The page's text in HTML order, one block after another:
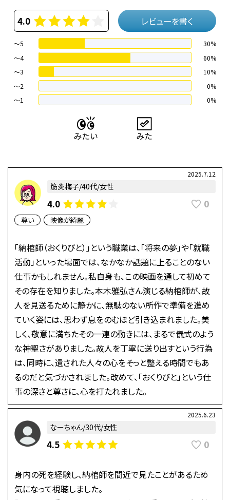
4.0 レビューを書く
～5
30%
～4
60%
〜3
10%
〜2
0%
〜1
0%
2025.7.12
筋炎梅子/40代/女性
4.0 0
尊い 映像が綺麗
「納棺師（おくりびと）」という職業は、「将来の夢」や「就職
活動」といった場面では、なかなか話題に上ることのない
仕事かもしれません。私自身も、この映画を通して初めて
その存在を知りました。本木雅弘さん演じる納棺師が、故
人を見送るために静かに、無駄のない所作で準備を進め
ていく姿には、思わず息をのむほど引き込まれました。美
しく、敬意に満ちたその一連の動きには、まるで儀式のよう
な神聖さがありました。故人を丁寧に送り出すという行為
は、同時に、遺された人々の心をそっと整える時間でもあ
るのだと気づかされました。改めて、「おくりびと」という仕
事の深さと尊さに、心を打たれました。
2025.6.23
なーちゃん/30代/女性
4.5 0
身内の死を経験し、納棺師を間近で見たことがあるため
気になって視聴しました。